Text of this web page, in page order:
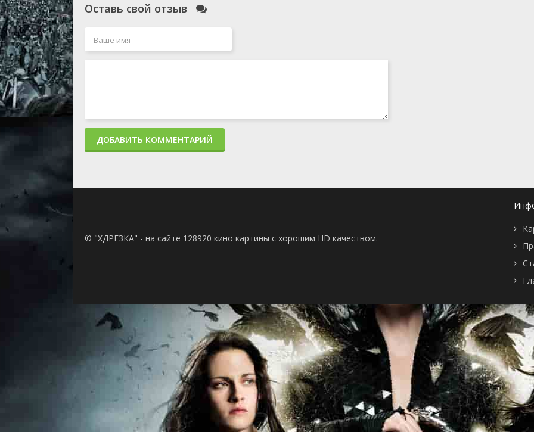
Оставь свой отзыв
ДОБАВИТЬ КОММЕНТАРИЙ
© "ХДРЕЗКА" - на сайте 128920 кино картины с хорошим HD качеством.